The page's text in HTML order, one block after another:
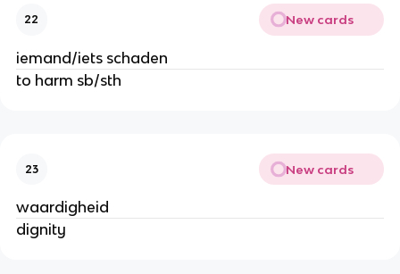
22 New cards
iemand/iets schaden
to harm sb/sth
23 New cards
waardigheid
dignity